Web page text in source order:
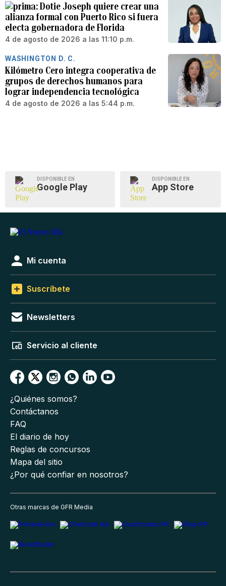
Dotie Joseph quiere crear una
alianza formal con Puerto Rico si fuera
electa gobernadora de Florida
4 de agosto de 2026 a las 11:10 p.m.
WASHINGTON D. C.
Kilómetro Cero integra cooperativa de
grupos de derechos humanos para
lograr independencia tecnológica
4 de agosto de 2026 a las 5:44 p.m.
DISPONIBLE EN
Google Play
DISPONIBLE EN
App Store
Mi cuenta
Suscríbete
Newsletters
Servicio al cliente
¿Quiénes somos?
Contáctanos
FAQ
El diario de hoy
Reglas de concursos
Mapa del sitio
¿Por qué confiar en nosotros?
Otras marcas de GFR Media